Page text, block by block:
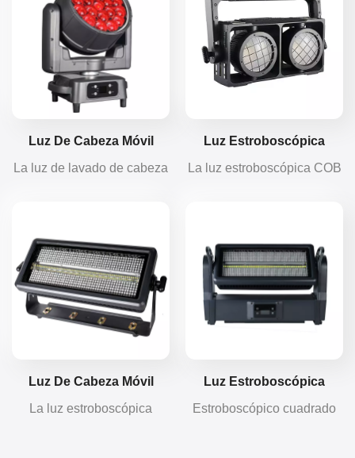
color, efecto arcoíris, 17
gobos metálicos, 3 prismas,
efecto estroboscópico y
efecto escarchado. Cuerpo
de aleación de magnesio.
m. La carcasa IP66
garantiza un rendimiento
confiable para escenarios y
eventos al aire libre.
Luz De Cabeza Móvil
RGBW De 19 X 40 W,
La luz de lavado de cabeza
presentaciones en
escenarios y eventos al aire
libre, y ofrece una solución
de iluminación de
escenario profesional
compacta y con muchas
Luz Estroboscópica
Cegadora COB IP65 De
300 W (2 Unidades)
La luz estroboscópica COB
con control DMX estable.
Opciones RGBWA o
WW+CW, resistencia al
agua IP65, carcasa de
aluminio y diseño
Luz De Cabeza Móvil
Estroboscópica LED De
400 W Resistente Al Agua
La luz estroboscópica
Luz Estroboscópica
Cuadrada LED
Impermeable De 600 W
Estroboscópico cuadrado